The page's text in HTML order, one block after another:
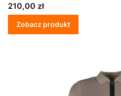
Cena
210,00 zł
Zobacz produkt